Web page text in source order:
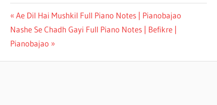
NOTE
CG
CHHATTISGARHI
Ae Dil Hai Mushkil Full Piano Notes | Pianobajao
Nashe Se Chadh Gayi Full Piano Notes | Befikre |
Pianobajao